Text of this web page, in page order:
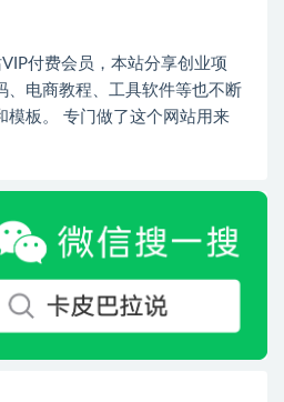
付费会员，本站分享创业项
、电商教程、工具软件等也不断
模板。 专门做了这个网站用来